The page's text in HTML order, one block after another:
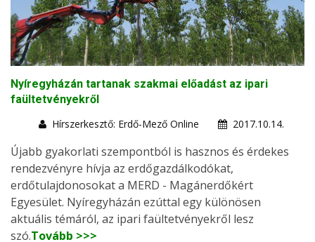
Nyíregyházán tartanak szakmai előadást az ipari
faültetvényekről
Hírszerkesztő: Erdő-Mező Online
2017.10.14.
Újabb gyakorlati szempontból is hasznos és érdekes
rendezvényre hívja az erdőgazdálkodókat,
erdőtulajdonosokat a MERD - Magánerdőkért
Egyesület. Nyíregyházán ezúttal egy különösen
aktuális témáról, az ipari faültetvényekről lesz
szó.Tovább >>>